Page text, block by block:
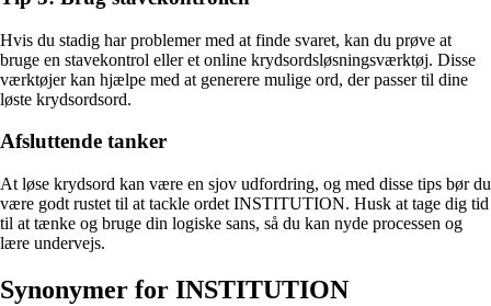
Hvis du stadig har problemer med at finde svaret, kan du prøve at
bruge en stavekontrol eller et online krydsordsløsningsværktøj. Disse
værktøjer kan hjælpe med at generere mulige ord, der passer til dine
løste krydsordsord.
Afsluttende tanker
At løse krydsord kan være en sjov udfordring, og med disse tips bør du
være godt rustet til at tackle ordet INSTITUTION. Husk at tage dig tid
til at tænke og bruge din logiske sans, så du kan nyde processen og
lære undervejs.
Synonymer for INSTITUTION